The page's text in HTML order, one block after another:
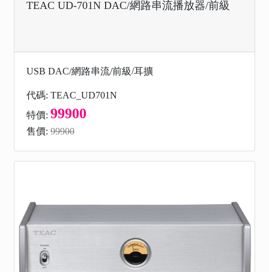
TEAC UD-701N DAC/網路串流播放器/前級
USB DAC/網路串流/前級/耳擴
代碼: TEAC_UD701N
特價: 99900
售價: 99900